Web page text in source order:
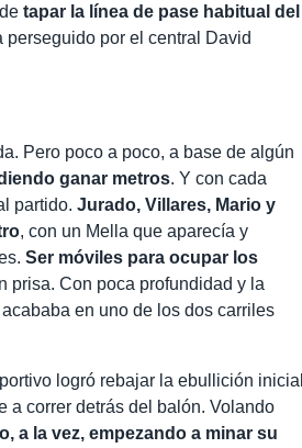
detapar la línea de pase habitual del
perseguido por el central David
Pero poco a poco, a base de algún
ganar metros. Y con cada
partido.Jurado, Villares, Mario y
, con un Mella que aparecía y
Ser móviles para ocupar los
prisa. Con poca profundidad y la
en uno de los dos carriles
logró rebajar la ebullición inicial
a correr detrás del balón. Volando
a la vez, empezando a minar su